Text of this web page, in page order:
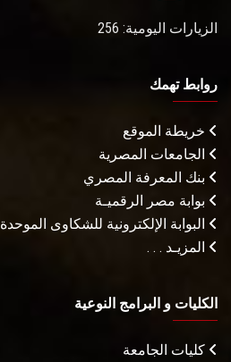
الزيارات اليومية: 256
روابط تهمك
خريطة الموقع
الجامعات المصرية
بنك المعرفة المصري
بوابة مصر الرقميـة
البوابة الإلكترونية للشكاوى الموحدة
المزيـد . . .
الكليات و البرامج النوعية
كليات الجامعة